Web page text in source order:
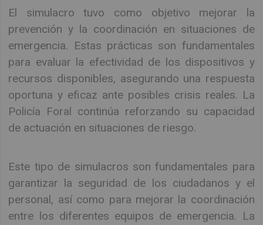
El simulacro tuvo como objetivo mejorar la
prevención y la coordinación en situaciones de
emergencia. Estas prácticas son fundamentales
para evaluar la efectividad de los dispositivos y
recursos disponibles, asegurando una respuesta
oportuna y eficaz ante posibles crisis reales. La
Policía Foral continúa reforzando su capacidad
de actuación en situaciones de riesgo.
Este tipo de simulacros son fundamentales para
garantizar la seguridad de los ciudadanos y el
personal, así como para mejorar la coordinación
entre los diferentes equipos de emergencia. La